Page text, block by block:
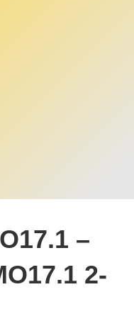
–
2-